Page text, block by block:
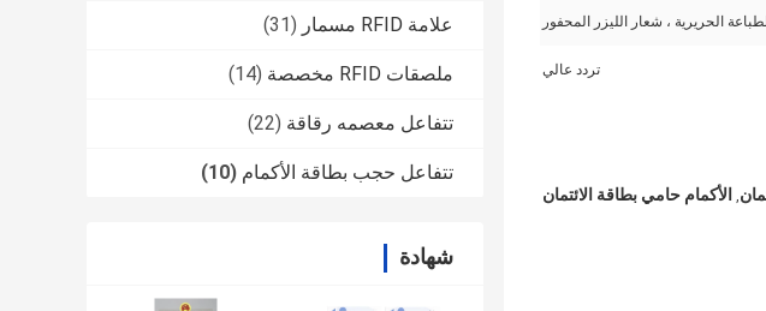
علامة RFID مسمار (31)
ملصقات RFID مخصصة (14)
تتفاعل معصمه رقاقة (22)
تتفاعل حجب بطاقة الأكمام (10)
شهادة
الحريرية ، شعار الليزر المحفور
تردد عالي
, الأكمام حامي بطاقة الائتمان